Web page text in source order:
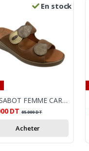
En stock
STI SABOT FEMME CARAMEL DORE
DT 85.000DT
Acheter